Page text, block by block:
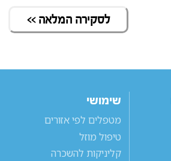
לסקירה המלאה >>
שימושי
מטפלים לפי אזורים
טיפול מוזל
קליניקות להשכרה